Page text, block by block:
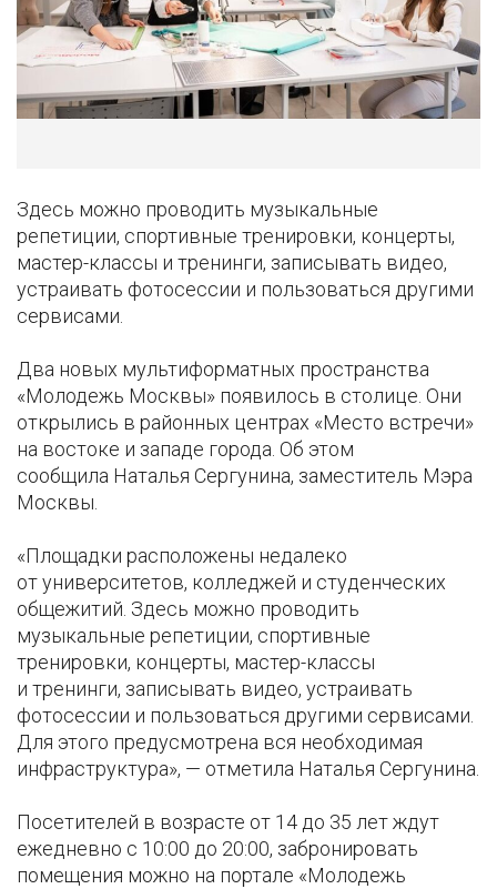
Здесь можно проводить музыкальные
репетиции, спортивные тренировки, концерты,
мастер-классы и тренинги, записывать видео,
устраивать фотосессии и пользоваться другими
сервисами.
Два новых мультиформатных пространства
«Молодежь Москвы» появилось в столице. Они
открылись в районных центрах «Место встречи»
на востоке и западе города. Об этом
сообщила Наталья Сергунина, заместитель Мэра
Москвы.
«Площадки расположены недалеко
от университетов, колледжей и студенческих
общежитий. Здесь можно проводить
музыкальные репетиции, спортивные
тренировки, концерты, мастер-классы
и тренинги, записывать видео, устраивать
фотосессии и пользоваться другими сервисами.
Для этого предусмотрена вся необходимая
инфраструктура», — отметила Наталья Сергунина.
Посетителей в возрасте от 14 до 35 лет ждут
ежедневно с 10:00 до 20:00, забронировать
помещения можно на портале «Молодежь